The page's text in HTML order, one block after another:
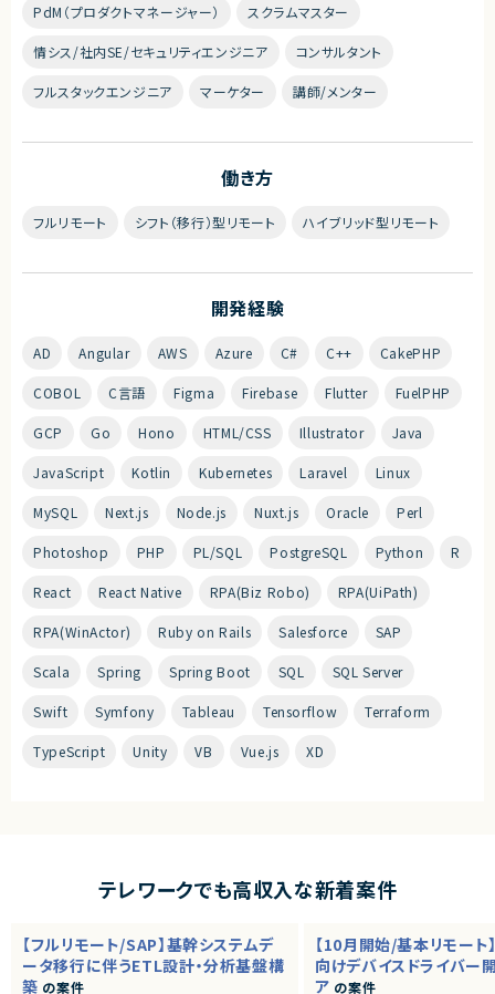
PdM（プロダクトマネージャー） スクラムマスター
情シス/社内SE/セキュリティエンジニア コンサルタント
フルスタックエンジニア マーケター 講師/メンター
働き方
フルリモート シフト（移行）型リモート ハイブリッド型リモート
開発経験
AD Angular AWS Azure C# C++ CakePHP
COBOL C言語 Figma Firebase Flutter FuelPHP
GCP Go Hono HTML/CSS Illustrator Java
JavaScript Kotlin Kubernetes Laravel Linux
MySQL Next.js Node.js Nuxt.js Oracle Perl
Photoshop PHP PL/SQL PostgreSQL Python R
React React Native RPA(Biz Robo) RPA(UiPath)
RPA(WinActor) Ruby on Rails Salesforce SAP
Scala Spring Spring Boot SQL SQL Server
Swift Symfony Tableau Tensorflow Terraform
TypeScript Unity VB Vue.js XD
テレワークでも高収入な新着案件
【フルリモート/SAP】基幹システムデ
ータ移行に伴うETL設計・分析基盤構
築 の案件
【10月開始/基本リモート
向けデバイスドライバー
ア の案件